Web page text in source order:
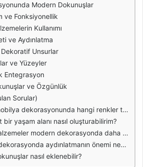
Modern Dokunuşlar
ve Fonksiyonellik
Kullanımı
ve Aydınlatma
Unsurlar
ve Yüzeyler
Entegrasyon
ve Özgünlük
Sorular)
dekorasyonunda hangi renkler tercih edilmelidir?
bir yaşam alanı nasıl oluşturabilirim?
modern dekorasyonda daha fazla tercih edilmektedir?
aydınlatmanın önemi nedir?
nasıl eklenebilir?